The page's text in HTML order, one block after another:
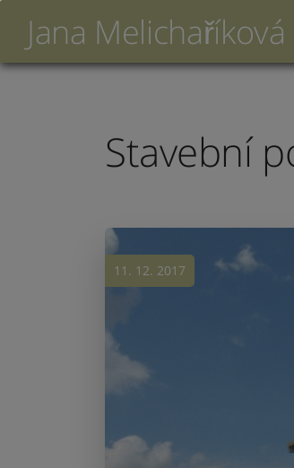
Jana Melichaříková
Stavební
11. 12. 2017